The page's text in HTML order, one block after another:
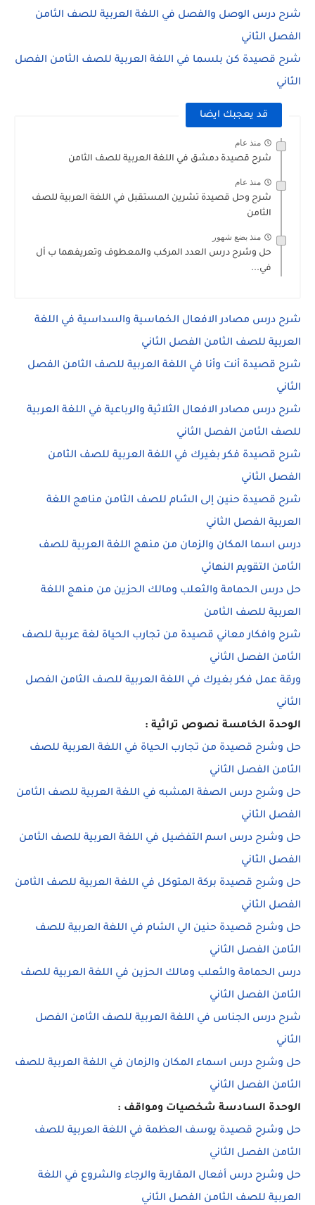
شرح درس الوصل والفصل في اللغة العربية للصف الثامن
الفصل الثاني
شرح قصيدة كن بلسما في اللغة العربية للصف الثامن الفصل
الثاني
قد يعجبك ايضا
منذ عام
شرح قصيدة دمشق في اللغة العربية للصف الثامن
منذ عام
شرح وحل قصيدة تشرين المستقبل في اللغة العربية للصف
الثامن
منذ بضع شهور
حل وشرح درس العدد المركب والمعطوف وتعريفهما ب أل
في...
شرح درس مصادر الافعال الخماسية والسداسية في اللغة
العربية للصف الثامن الفصل الثاني
شرح قصيدة أنت وأنا في اللغة العربية للصف الثامن الفصل
الثاني
شرح درس مصادر الافعال الثلاثية والرباعية في اللغة العربية
للصف الثامن الفصل الثاني
شرح قصيدة فكر بغيرك في اللغة العربية للصف الثامن
الفصل الثاني
شرح قصيدة حنين إلى الشام للصف الثامن مناهج اللغة
العربية الفصل الثاني
درس اسما المكان والزمان من منهج اللغة العربية للصف
الثامن التقويم النهائي
حل درس الحمامة والثعلب ومالك الحزين من منهج اللغة
العربية للصف الثامن
شرح وافكار معاني قصيدة من تجارب الحياة لغة عربية للصف
الثامن الفصل الثاني
ورقة عمل فكر بغيرك في اللغة العربية للصف الثامن الفصل
الثاني
الوحدة الخامسة نصوص تراثية :
حل وشرح قصيدة من تجارب الحياة في اللغة العربية للصف
الثامن الفصل الثاني
حل وشرح درس الصفة المشبه في اللغة العربية للصف الثامن
الفصل الثاني
حل وشرح درس اسم التفضيل في اللغة العربية للصف الثامن
الفصل الثاني
حل وشرح قصيدة بركة المتوكل في اللغة العربية للصف الثامن
الفصل الثاني
حل وشرح قصيدة حنين الي الشام في اللغة العربية للصف
الثامن الفصل الثاني
درس الحمامة والثعلب ومالك الحزين في اللغة العربية للصف
الثامن الفصل الثاني
شرح درس الجناس في اللغة العربية للصف الثامن الفصل
الثاني
حل وشرح درس اسماء المكان والزمان في اللغة العربية للصف
الثامن الفصل الثاني
الوحدة السادسة شخصيات ومواقف :
حل وشرح قصيدة يوسف العظمة في اللغة العربية للصف
الثامن الفصل الثاني
حل وشرح درس أفعال المقاربة والرجاء والشروع في اللغة
العربية للصف الثامن الفصل الثاني